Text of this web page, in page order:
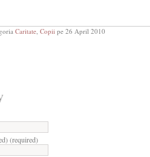
Caritate, Copii pe 26 April 2010
(required)